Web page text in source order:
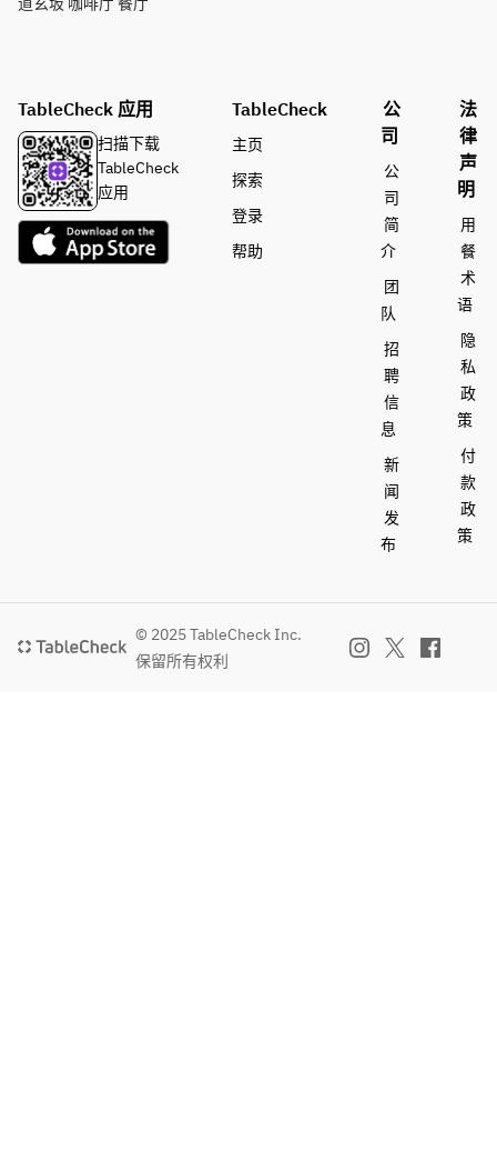
TableCheck 应用
扫描下载
TableCheck
应用
TableCheck
主页
探索
登录
帮助
公
司
公
司
简
介
团
队
招
聘
信
息
新
闻
发
布
法
律
声
明
用
餐
术
语
隐
私
政
策
付
款
政
策
© 2025 TableCheck Inc.
保留所有权利